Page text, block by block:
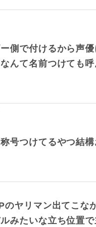
側で付けるから声
んて名前つけても
号つけてるやつ結
のヤリマン出てこな
みたいな立ち位置